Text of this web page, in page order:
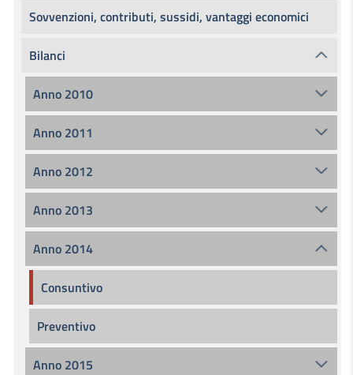
Sovvenzioni, contributi, sussidi, vantaggi economici
Bilanci
Anno 2010
Anno 2011
Anno 2012
Anno 2013
Anno 2014
Consuntivo
Preventivo
Anno 2015